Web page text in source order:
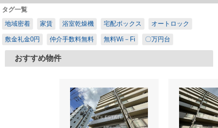
タグ一覧
地域密着
家賃 浴室乾燥機 宅配ボックス オートロック
敷金礼金0円 仲介手数料無料 無料Wi－Fi 〇万円台
おすすめ物件